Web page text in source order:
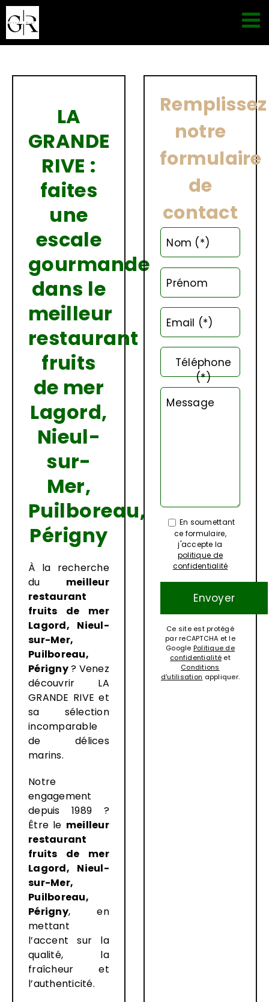
Passer
au
contenu
LA
GRANDE
RIVE :
faites
une
escale
gourmande
dans le
meilleur
restaurant
fruits
de mer
Lagord,
Nieul-
sur-
Mer,
Puilboreau,
Périgny
À la recherche
du meilleur
restaurant
fruits de mer
Lagord, Nieul-
sur-Mer,
Puilboreau,
Périgny? Venez
découvrir LA
GRANDE RIVE et
sa sélection
incomparable
de délices
marins.
Notre
engagement
depuis 1989 ?
Être le meilleur
restaurant
fruits de mer
Lagord, Nieul-
sur-Mer,
Puilboreau,
Périgny, en
mettant
l’accent sur la
qualité, la
fraîcheur et
l’authenticité.
Remplissez
notre
formulaire
de
contact
Nom (*)
Prénom
Email (*)
Téléphone
(*)
Message
En soumettant
ce formulaire,
j'accepte la
politique de
confidentialité
Ce site est protégé
par reCAPTCHA et le
Google Politique de
confidentialité et
Conditions
d'utilisation appliquer.